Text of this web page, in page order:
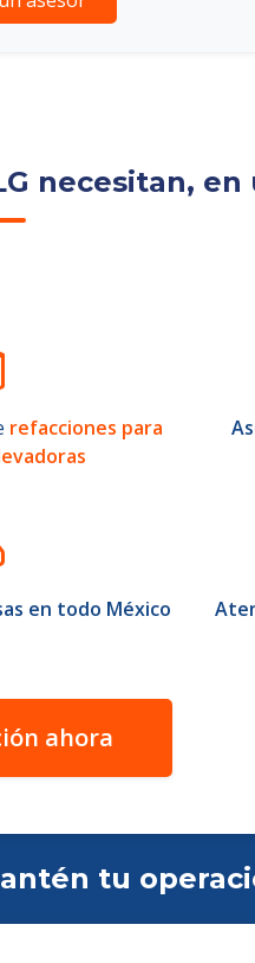
necesitan,
refacciones para
en todo México
ahora
tu